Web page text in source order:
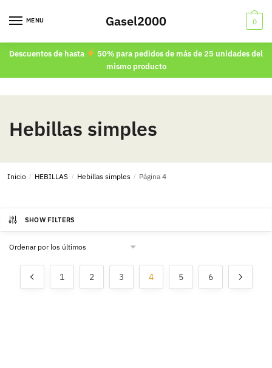
MENU Gasel2000 0
Descuentos de hasta
50% para pedidos de más de 25 unidades del
mismo producto
Hebillas simples
Inicio / HEBILLAS / Hebillas simples / Página 4
SHOW FILTERS
1 2 3 4 5 6